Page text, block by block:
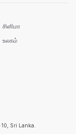
சினிமா
உலகம்
Sri Lanka.